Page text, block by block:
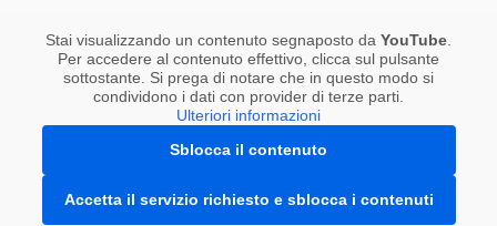
Stai visualizzando un contenuto segnaposto da YouTube
Per accedere al contenuto effettivo, clicca sul pulsante
sottostante. Si prega di notare che in questo modo si
condividono i dati con provider di terze parti.
Ulteriori informazioni
Sblocca il contenuto
Accetta il servizio richiesto e sblocca i contenuti